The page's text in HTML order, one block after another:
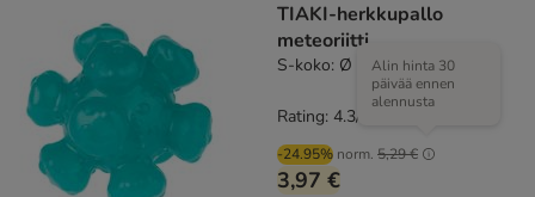
TIAKI-herkkupallo
meteoriitti
S-koko: Ø 10 cm
-24.95% norm. 5,29 €
Alin hinta 30
päivää ennen
alennusta
3,97 €
Rating: 4.3/5